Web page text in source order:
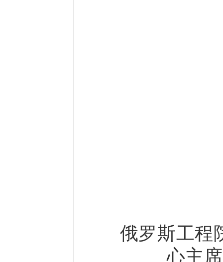
俄罗斯工程
心主